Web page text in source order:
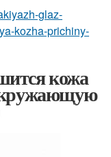
glaz-
kozha-prichiny-
кожа